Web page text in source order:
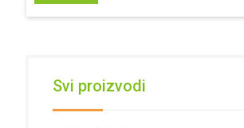
Svi proizvodi